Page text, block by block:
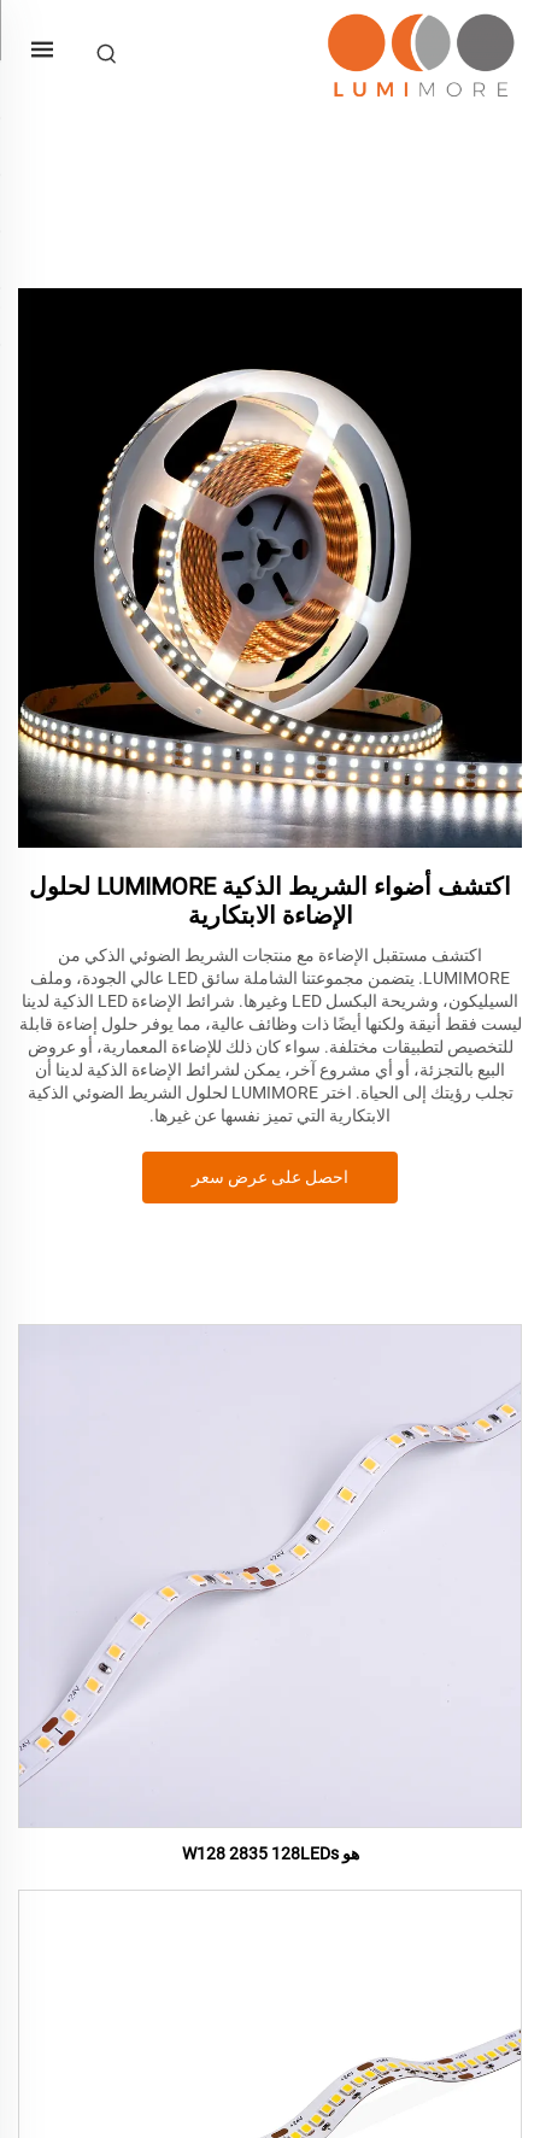
اكتشف أضواء الشريط الذكية LUMIMORE لحلول
الإضاءة الابتكارية
اكتشف مستقبل الإضاءة مع منتجات الشريط الضوئي الذكي من
LUMIMORE. يتضمن مجموعتنا الشاملة سائق LED عالي الجودة، وملف
السيليكون، وشريحة البكسل LED وغيرها. شرائط الإضاءة LED الذكية لدينا
ليست فقط أنيقة ولكنها أيضًا ذات وظائف عالية، مما يوفر حلول إضاءة قابلة
للتخصيص لتطبيقات مختلفة. سواء كان ذلك للإضاءة المعمارية، أو عروض
البيع بالتجزئة، أو أي مشروع آخر، يمكن لشرائط الإضاءة الذكية لدينا أن
تجلب رؤيتك إلى الحياة. اختر
LUMIMORE لحلول الشريط الضوئي الذكية
الابتكارية التي تميز نفسها عن غيرها.
احصل على عرض سعر
هو W128 2835 128LEDs